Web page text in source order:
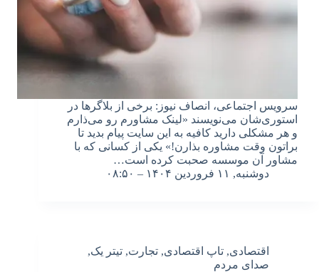
سرویس اجتماعی، انصاف نیوز: برخی از بلاگر‌ها در
استوری‌شان می‌نویسند «لینک مشاورم رو می‌ذارم
و هر مشکلی دارید کافیه به این سایت پیام بدید تا
براتون وقت مشاوره بذارن!» یکی از کسانی که با
مشاور آن موسسه صحبت کرده است…
دوشنبه, ۱۱ فروردین ۱۴۰۴ – ۰۸:۵۰
اقتصادی, تاپ اقتصادی, تجارت, تیتر یک,
صدای مردم